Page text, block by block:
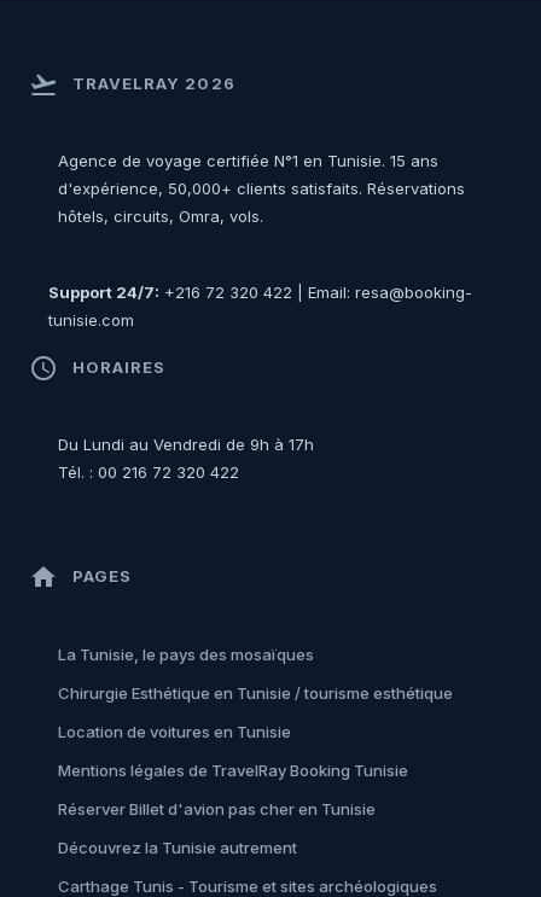
flight_takeoff TRAVELRAY 2026
Agence de voyage certifiée N°1 en Tunisie. 15 ans
d'expérience, 50,000+ clients satisfaits. Réservations
hôtels, circuits, Omra, vols.
Support 24/7: +216 72 320 422 | Email: resa@booking-
tunisie.com
access_time HORAIRES
Du Lundi au Vendredi de 9h à 17h
Tél. : 00 216 72 320 422
home PAGES
La Tunisie, le pays des mosaïques
Chirurgie Esthétique en Tunisie / tourisme esthétique
Location de voitures en Tunisie
Mentions légales de TravelRay Booking Tunisie
Réserver Billet d'avion pas cher en Tunisie
Découvrez la Tunisie autrement
Carthage Tunis - Tourisme et sites archéologiques